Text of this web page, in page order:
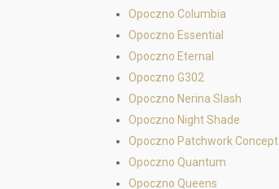
Opoczno Columbia
Opoczno Essential
Opoczno Eternal
Opoczno G302
Opoczno Nerina Slash
Opoczno Night Shade
Opoczno Patchwork Concept
Opoczno Quantum
Opoczno Queens